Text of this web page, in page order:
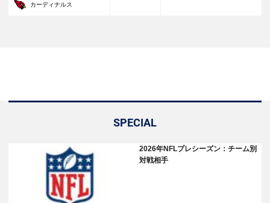
カーディナルス
SPECIAL
2026年NFLプレシーズン：チーム別
対戦相手